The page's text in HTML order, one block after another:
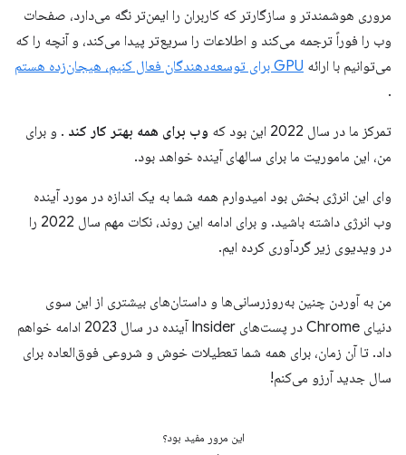
مروری هوشمندتر و سازگارتر که کاربران را ایمن‌تر نگه می‌دارد، صفحات
وب را فوراً ترجمه می‌کند و اطلاعات را سریع‌تر پیدا می‌کند، و آنچه را که
می‌توانیم با ارائه GPU برای توسعه‌دهندگان فعال کنیم، هیجان‌زده هستم
.
تمرکز ما در سال 2022 این بود که وب برای همه بهتر کار کند . و برای
من، این ماموریت ما برای سالهای آینده خواهد بود.
وای این انرژی بخش بود امیدوارم همه شما به یک اندازه در مورد آینده
وب انرژی داشته باشید. و برای ادامه این روند، نکات مهم سال 2022 را
در ویدیوی زیر گردآوری کرده ایم.
من به آوردن چنین به‌روزرسانی‌ها و داستان‌های بیشتری از این سوی
دنیای Chrome در پست‌های Insider آینده در سال 2023 ادامه خواهم
داد. تا آن زمان، برای همه شما تعطیلات خوش و شروعی فوق‌العاده برای
سال جدید آرزو می‌کنم!
این مرور مفید بود؟